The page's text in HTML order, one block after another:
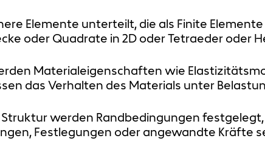
Elemente unterteilt, die als Finite
oder Quadrate in 2D oder Tetraeder oder
Materialeigenschaften wie
das Verhalten des Materials unter
werden Randbedingungen
Festlegungen oder angewandte Kräfte